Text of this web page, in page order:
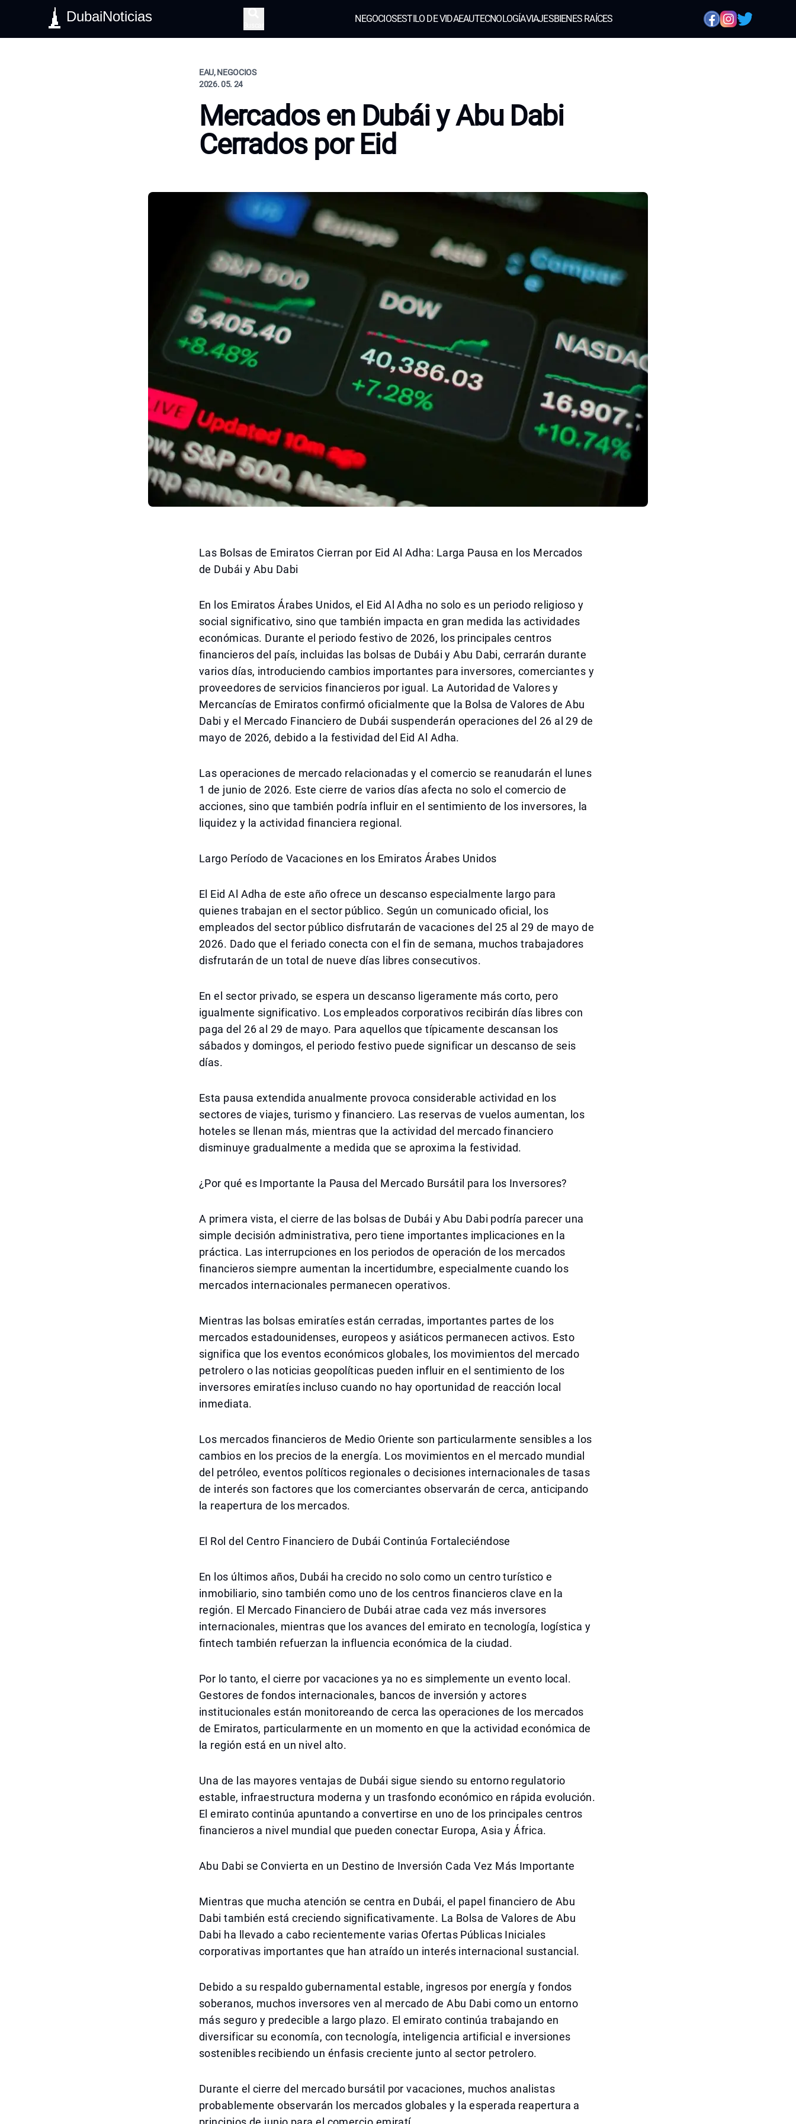
DubaiNoticias NEGOCIOSESTILO DE VIDAEAUTECNOLOGÍAVIAJESBIENES RAÍCES
EAU, NEGOCIOS
2026. 05. 24
Mercados en Dubái y Abu Dabi
Cerrados por Eid
Las Bolsas de Emiratos Cierran por Eid Al Adha: Larga Pausa en los Mercados
de Dubái y Abu Dabi
En los Emiratos Árabes Unidos, el Eid Al Adha no solo es un periodo religioso y
social significativo, sino que también impacta en gran medida las actividades
económicas. Durante el periodo festivo de 2026, los principales centros
financieros del país, incluidas las bolsas de Dubái y Abu Dabi, cerrarán durante
varios días, introduciendo cambios importantes para inversores, comerciantes y
proveedores de servicios financieros por igual. La Autoridad de Valores y
Mercancías de Emiratos confirmó oficialmente que la Bolsa de Valores de Abu
Dabi y el Mercado Financiero de Dubái suspenderán operaciones del 26 al 29 de
mayo de 2026, debido a la festividad del Eid Al Adha.
Las operaciones de mercado relacionadas y el comercio se reanudarán el lunes
1 de junio de 2026. Este cierre de varios días afecta no solo el comercio de
acciones, sino que también podría influir en el sentimiento de los inversores, la
liquidez y la actividad financiera regional.
Largo Período de Vacaciones en los Emiratos Árabes Unidos
El Eid Al Adha de este año ofrece un descanso especialmente largo para
quienes trabajan en el sector público. Según un comunicado oficial, los
empleados del sector público disfrutarán de vacaciones del 25 al 29 de mayo de
2026. Dado que el feriado conecta con el fin de semana, muchos trabajadores
disfrutarán de un total de nueve días libres consecutivos.
En el sector privado, se espera un descanso ligeramente más corto, pero
igualmente significativo. Los empleados corporativos recibirán días libres con
paga del 26 al 29 de mayo. Para aquellos que típicamente descansan los
sábados y domingos, el periodo festivo puede significar un descanso de seis
días.
Esta pausa extendida anualmente provoca considerable actividad en los
sectores de viajes, turismo y financiero. Las reservas de vuelos aumentan, los
hoteles se llenan más, mientras que la actividad del mercado financiero
disminuye gradualmente a medida que se aproxima la festividad.
¿Por qué es Importante la Pausa del Mercado Bursátil para los Inversores?
A primera vista, el cierre de las bolsas de Dubái y Abu Dabi podría parecer una
simple decisión administrativa, pero tiene importantes implicaciones en la
práctica. Las interrupciones en los periodos de operación de los mercados
financieros siempre aumentan la incertidumbre, especialmente cuando los
mercados internacionales permanecen operativos.
Mientras las bolsas emiratíes están cerradas, importantes partes de los
mercados estadounidenses, europeos y asiáticos permanecen activos. Esto
significa que los eventos económicos globales, los movimientos del mercado
petrolero o las noticias geopolíticas pueden influir en el sentimiento de los
inversores emiratíes incluso cuando no hay oportunidad de reacción local
inmediata.
Los mercados financieros de Medio Oriente son particularmente sensibles a los
cambios en los precios de la energía. Los movimientos en el mercado mundial
del petróleo, eventos políticos regionales o decisiones internacionales de tasas
de interés son factores que los comerciantes observarán de cerca, anticipando
la reapertura de los mercados.
El Rol del Centro Financiero de Dubái Continúa Fortaleciéndose
En los últimos años, Dubái ha crecido no solo como un centro turístico e
inmobiliario, sino también como uno de los centros financieros clave en la
región. El Mercado Financiero de Dubái atrae cada vez más inversores
internacionales, mientras que los avances del emirato en tecnología, logística y
fintech también refuerzan la influencia económica de la ciudad.
Por lo tanto, el cierre por vacaciones ya no es simplemente un evento local.
Gestores de fondos internacionales, bancos de inversión y actores
institucionales están monitoreando de cerca las operaciones de los mercados
de Emiratos, particularmente en un momento en que la actividad económica de
la región está en un nivel alto.
Una de las mayores ventajas de Dubái sigue siendo su entorno regulatorio
estable, infraestructura moderna y un trasfondo económico en rápida evolución.
El emirato continúa apuntando a convertirse en uno de los principales centros
financieros a nivel mundial que pueden conectar Europa, Asia y África.
Abu Dabi se Convierta en un Destino de Inversión Cada Vez Más Importante
Mientras que mucha atención se centra en Dubái, el papel financiero de Abu
Dabi también está creciendo significativamente. La Bolsa de Valores de Abu
Dabi ha llevado a cabo recientemente varias Ofertas Públicas Iniciales
corporativas importantes que han atraído un interés internacional sustancial.
Debido a su respaldo gubernamental estable, ingresos por energía y fondos
soberanos, muchos inversores ven al mercado de Abu Dabi como un entorno
más seguro y predecible a largo plazo. El emirato continúa trabajando en
diversificar su economía, con tecnología, inteligencia artificial e inversiones
sostenibles recibiendo un énfasis creciente junto al sector petrolero.
Durante el cierre del mercado bursátil por vacaciones, muchos analistas
probablemente observarán los mercados globales y la esperada reapertura a